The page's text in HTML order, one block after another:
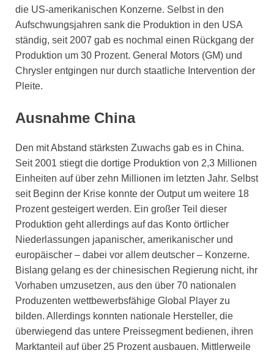
die US-amerikanischen Konzerne. Selbst in den
Aufschwungsjahren sank die Produktion in den USA
ständig, seit 2007 gab es nochmal einen Rückgang der
Produktion um 30 Prozent. General Motors (GM) und
Chrysler entgingen nur durch staatliche Intervention der
Pleite.
Ausnahme China
Den mit Abstand stärksten Zuwachs gab es in China.
Seit 2001 stiegt die dortige Produktion von 2,3 Millionen
Einheiten auf über zehn Millionen im letzten Jahr. Selbst
seit Beginn der Krise konnte der Output um weitere 18
Prozent gesteigert werden. Ein großer Teil dieser
Produktion geht allerdings auf das Konto örtlicher
Niederlassungen japanischer, amerikanischer und
europäischer – dabei vor allem deutscher – Konzerne.
Bislang gelang es der chinesischen Regierung nicht, ihr
Vorhaben umzusetzen, aus den über 70 nationalen
Produzenten wettbewerbsfähige Global Player zu
bilden. Allerdings konnten nationale Hersteller, die
überwiegend das untere Preissegment bedienen, ihren
Marktanteil auf über 25 Prozent ausbauen. Mittlerweile